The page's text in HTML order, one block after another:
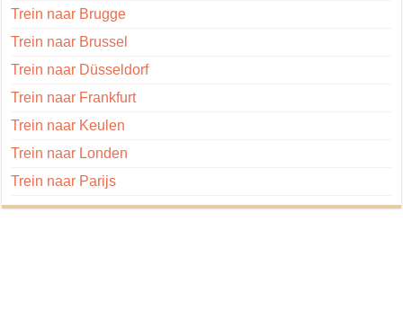
Trein naar Brugge
Trein naar Brussel
Trein naar Düsseldorf
Trein naar Frankfurt
Trein naar Keulen
Trein naar Londen
Trein naar Parijs